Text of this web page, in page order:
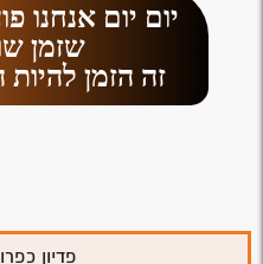
יום יום אנחנו
שזמן
זה הזמן
פדיון